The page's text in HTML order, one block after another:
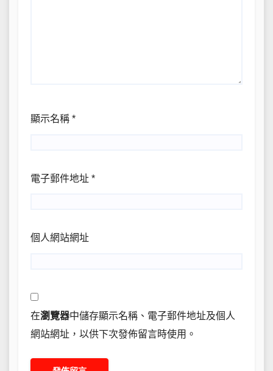
顯示名稱 *
電子郵件地址 *
個人網站網址
在瀏覽器中儲存顯示名稱、電子郵件地址及個人
網站網址，以供下次發佈留言時使用。